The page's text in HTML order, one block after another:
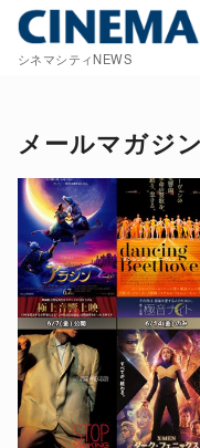
シネマシティNEWS
メールマガジン